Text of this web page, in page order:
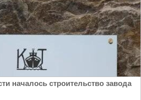
началось строительство завода